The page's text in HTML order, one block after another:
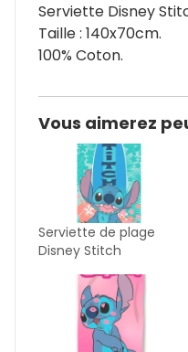
Serviette Disney
Taille : 140x70cm.
100% Coton.
Vous aimerez
Serviette de plage
Disney Stitch